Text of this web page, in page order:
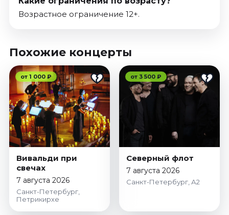
Возрастное ограничение 12+.
Похожие концерты
от 1 000 ₽
Вивальди при
свечах
7 августа 2026
Санкт-Петербург,
Петрикирхе
от 3 500 ₽
Северный флот
7 августа 2026
Санкт-Петербург, А2